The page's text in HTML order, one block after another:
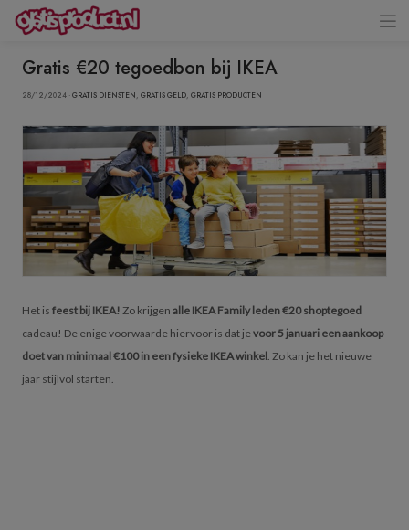
Gratis €20 tegoedbon bij IKEA
28/12/2024 ·GRATIS DIENSTEN, GRATIS GELD, GRATIS PRODUCTEN
Het is feest bij IKEA! Zo krijgen alle IKEA Family leden €20 shoptegoed
cadeau! De enige voorwaarde hiervoor is dat jevoor 5 januari een aankoop
doet van minimaal €100 in een fysieke IKEA winkel. Zo kan je het nieuwe
jaar stijlvol starten.